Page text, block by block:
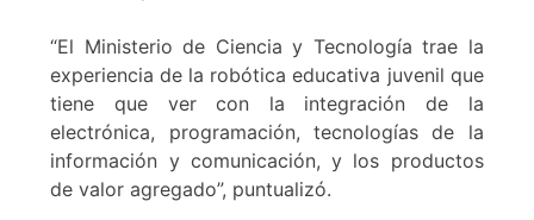
“El Ministerio de Ciencia y Tecnología trae la
experiencia de la robótica educativa juvenil que
tiene que ver con la integración de la
electrónica, programación, tecnologías de la
información y comunicación, y los productos
de valor agregado”, puntualizó.